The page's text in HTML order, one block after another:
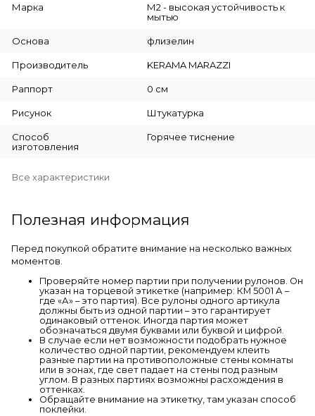
Марка
М2 - высокая устойчивость к
мытью
Основа флизелин
Производитель KERAMA MARAZZI
Раппорт 0 см
Рисунок Штукатурка
Способ
изготовления
Горячее тиснение
Все характеристики
Полезная информация
Перед покупкой обратите внимание на несколько важных
моментов.
Проверяйте номер партии при получении рулонов. Он
указан на торцевой этикетке (например: КМ 5001 А –
где «А» – это партия). Все рулоны одного артикула
должны быть из одной партии – это гарантирует
одинаковый оттенок. Иногда партия может
обозначаться двумя буквами или буквой и цифрой.
В случае если нет возможности подобрать нужное
количество одной партии, рекомендуем клеить
разные партии на противоположные стены комнаты
или в зонах, где свет падает на стены под разным
углом. В разных партиях возможны расхождения в
оттенках.
Обращайте внимание на этикетку, там указан способ
поклейки.